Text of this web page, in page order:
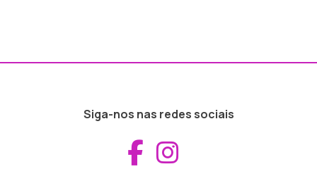
Siga-nos nas redes sociais
Aceder ao